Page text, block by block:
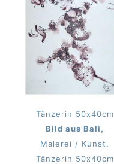
Tänzerin 50x40cm
Bild aus Bali,
Malerei / Kunst.
Tänzerin 50x40cm